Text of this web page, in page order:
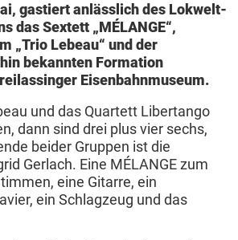
gastiert anlässlich des Lokwelt-
das Sextett „MÉLANGE“,
„Trio Lebeau“ und der
bekannten Formation
Eisenbahnmuseum.
und das Quartett Libertango
dann sind drei plus vier sechs,
beider Gruppen ist die
Gerlach. Eine MÉLANGE zum
eine Gitarre, ein
ein Schlagzeug und das